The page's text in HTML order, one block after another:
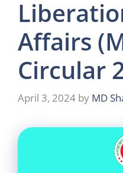
Affairs
Circular
April 3, 2024 by MD